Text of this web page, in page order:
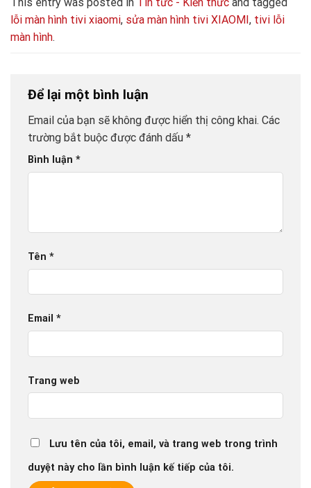
lỗi màn hình tivi xiaomi, sửa màn hình tivi XIAOMI, tivi lỗi
màn hình.
Để lại một bình luận
Email của bạn sẽ không được hiển thị công khai. Các
trường bắt buộc được đánh dấu *
Bình luận *
Tên *
Email *
Trang web
Lưu tên của tôi, email, và trang web trong trình
duyệt này cho lần bình luận kế tiếp của tôi.